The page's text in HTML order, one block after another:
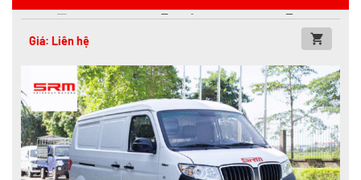
Xăng
Giá: Liên hệ